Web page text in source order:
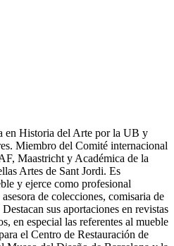
en Historia del Arte por la UB y
Miembro del Comité internacional
Maastricht y Académica de la
Artes de Sant Jordi. Es
y ejerce como profesional
de colecciones, comisaria de
sus aportaciones en revistas
en especial las referentes al mueble
el Centro de Restauración de